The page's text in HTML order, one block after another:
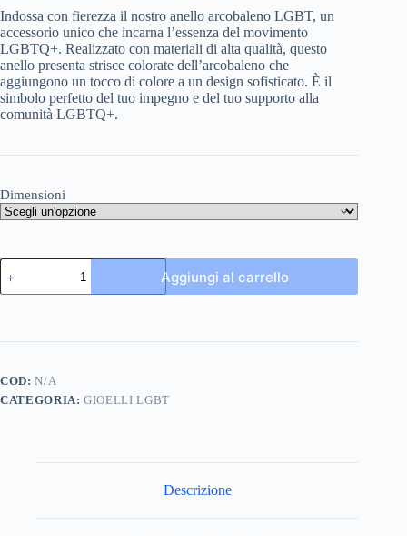
Indossa con fierezza il nostro anello arcobaleno LGBT, un
accessorio unico che incarna l’essenza del movimento
LGBTQ+. Realizzato con materiali di alta qualità, questo
anello presenta strisce colorate dell’arcobaleno che
aggiungono un tocco di colore a un design sofisticato. È il
simbolo perfetto del tuo impegno e del tuo supporto alla
comunità LGBTQ+.
Dimensioni
Anello
arcobaleno
LGBT
Aggiungi al carrello
COD:N/A
CATEGORIA:GIOELLI LGBT
Descrizione